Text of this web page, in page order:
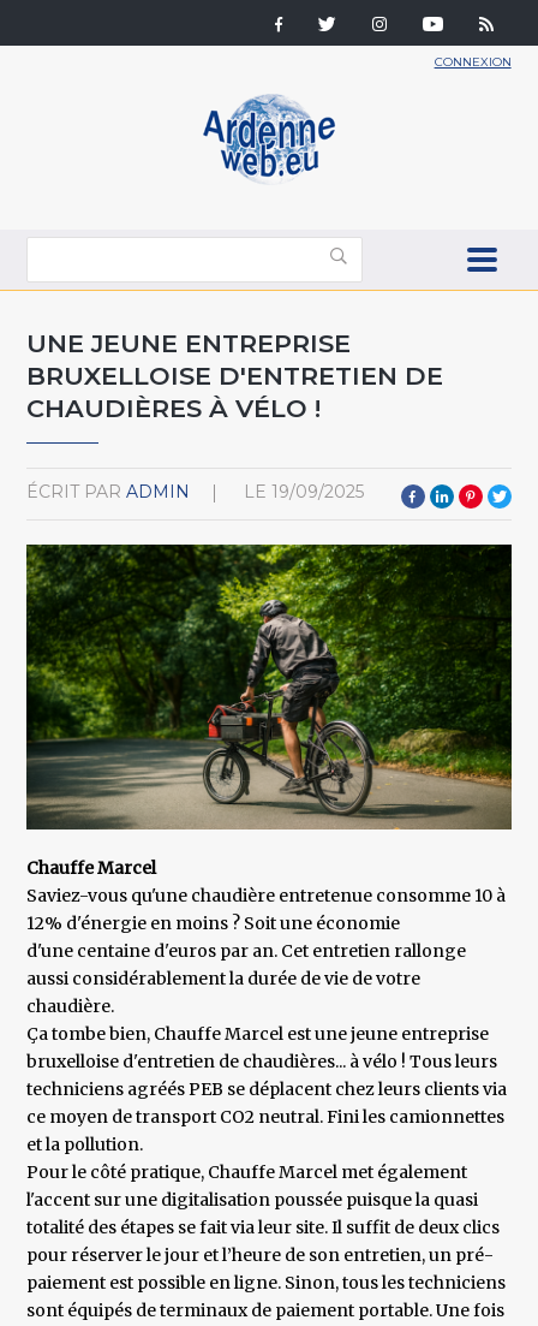
CONNEXION
UNE JEUNE ENTREPRISE
BRUXELLOISE D'ENTRETIEN DE
CHAUDIÈRES À VÉLO !
ÉCRIT PAR ADMIN LE 19/09/2025
Chauffe Marcel
Saviez-vous qu'une chaudière entretenue consomme 10 à
12% d'énergie en moins ? Soit une économie
d'une centaine d'euros par an. Cet entretien rallonge
aussi considérablement la durée de vie de votre
chaudière.
Ça tombe bien, Chauffe Marcel est une jeune entreprise
bruxelloise d'entretien de chaudières... à vélo ! Tous leurs
techniciens agréés PEB se déplacent chez leurs clients via
ce moyen de transport CO2 neutral. Fini les camionnettes
et la pollution.
Pour le côté pratique, Chauffe Marcel met également
l'accent sur une digitalisation poussée puisque la quasi
totalité des étapes se fait via leur site. Il suffit de deux clics
pour réserver le jour et l’heure de son entretien, un pré-
paiement est possible en ligne. Sinon, tous les techniciens
sont équipés de terminaux de paiement portable. Une fois